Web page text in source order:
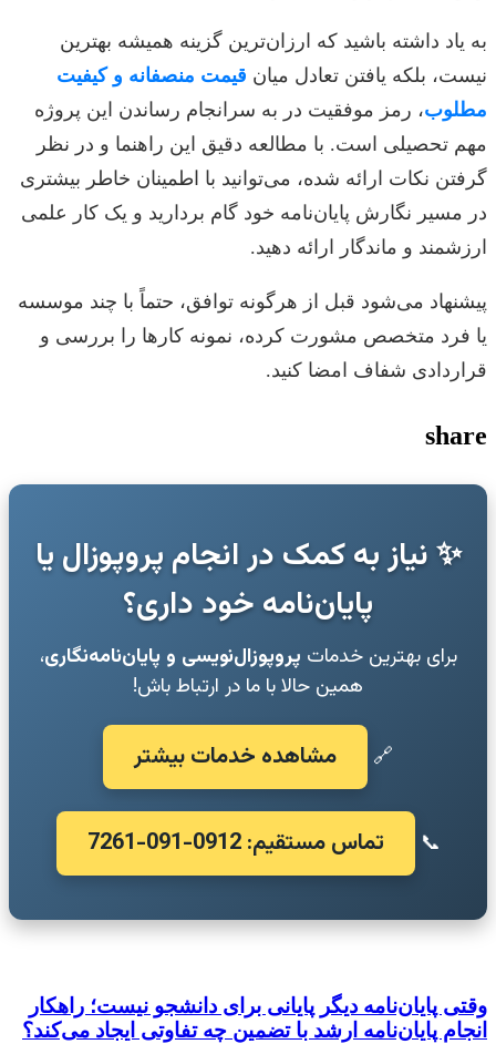
به یاد داشته باشید که ارزان‌ترین گزینه همیشه بهترین
نیست، بلکه یافتن تعادل میان قیمت منصفانه و کیفیت
مطلوب، رمز موفقیت در به سرانجام رساندن این پروژه
مهم تحصیلی است. با مطالعه دقیق این راهنما و در نظر
گرفتن نکات ارائه شده، می‌توانید با اطمینان خاطر بیشتری
در مسیر نگارش پایان‌نامه خود گام بردارید و یک کار علمی
ارزشمند و ماندگار ارائه دهید.
پیشنهاد می‌شود قبل از هرگونه توافق، حتماً با چند موسسه
یا فرد متخصص مشورت کرده، نمونه کارها را بررسی و
قراردادی شفاف امضا کنید.
share
✨ نیاز به کمک در انجام پروپوزال یا
پایان‌نامه خود داری؟
برای بهترین خدمات پروپوزال‌نویسی و پایان‌نامه‌نگاری،
همین حالا با ما در ارتباط باش!
🔗 مشاهده خدمات بیشتر
📞 تماس مستقیم: 0912-091-7261
وقتی پایان‌نامه دیگر پایانی برای دانشجو نیست؛ راهکار
انجام پایان‌نامه ارشد با تضمین چه تفاوتی ایجاد می‌کند؟